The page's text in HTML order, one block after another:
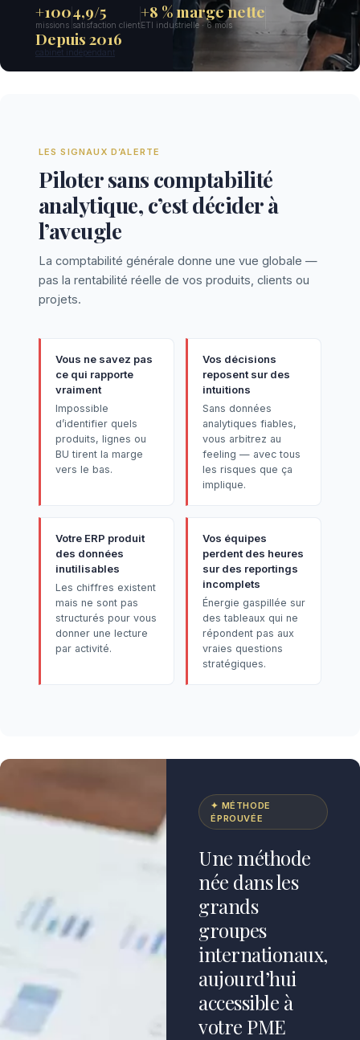
+100
missions
4,9/5
satisfaction client
+8 % marge nette
ETI industrielle · 6 mois
Depuis 2016
cabinet indépendant
LES SIGNAUX D’ALERTE
Piloter sans comptabilité
analytique, c’est décider à
l’aveugle
La comptabilité générale donne une vue globale —
pas la rentabilité réelle de vos produits, clients ou
projets.
Vous ne savez pas
ce qui rapporte
vraiment
Impossible
d’identifier quels
produits, lignes ou
BU tirent la marge
vers le bas.
Vos décisions
reposent sur des
intuitions
Sans données
analytiques fiables,
vous arbitrez au
feeling — avec tous
les risques que ça
implique.
Votre ERP produit
des données
inutilisables
Les chiffres existent
mais ne sont pas
structurés pour vous
donner une lecture
par activité.
Vos équipes
perdent des heures
sur des reportings
incomplets
Énergie gaspillée sur
des tableaux qui ne
répondent pas aux
vraies questions
stratégiques.
✦ MÉTHODE
ÉPROUVÉE
Une méthode
née dans les
grands
groupes
internationaux,
aujourd’hui
accessible à
votre PME